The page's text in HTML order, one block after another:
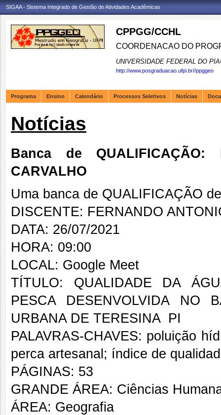
SIGAA - Sistema Integrado de Gestão de Atividades Acadêmicas
CPPGG/CCHL
COORDENACAO DO
UNIVERSIDADE FEDERAL DO
http://www.posgraduacao.ufpi.br//ppggeo
Programa Ensino Calendário Processos Seletivos Notícias
Notícias
Banca de QUALIFICAÇÃO:
CARVALHO
Uma banca de QUALIFICAÇÃO
DISCENTE: FERNANDO
DATA: 26/07/2021
HORA: 09:00
LOCAL: Google Meet
TÍTULO: QUALIDADE DA
PESCA DESENVOLVIDA
URBANA DE TERESINA  PI
PALAVRAS-CHAVES: poluição
perca artesanal; índice de
PÁGINAS: 53
GRANDE ÁREA: Ciências
ÁREA: Geografia